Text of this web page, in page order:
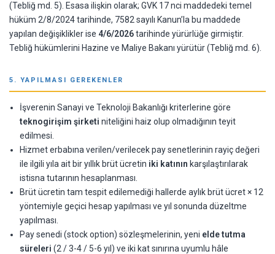
(Tebliğ md. 5). Esasa ilişkin olarak; GVK 17 nci maddedeki temel
hüküm 2/8/2024 tarihinde, 7582 sayılı Kanun’la bu maddede
yapılan değişiklikler ise 4/6/2026tarihinde yürürlüğe girmiştir.
Tebliğ hükümlerini Hazine ve Maliye Bakanı yürütür (Tebliğ md. 6).
5. YAPILMASI GEREKENLER
İşverenin Sanayi ve Teknoloji Bakanlığı kriterlerine göre
teknogirişim şirketi niteliğini haiz olup olmadığının teyit
edilmesi.
Hizmet erbabına verilen/verilecek pay senetlerinin rayiç değeri
ile ilgili yıla ait bir yıllık brüt ücretin iki katının karşılaştırılarak
istisna tutarının hesaplanması.
Brüt ücretin tam tespit edilemediği hallerde aylık brüt ücret × 12
yöntemiyle geçici hesap yapılması ve yıl sonunda düzeltme
yapılması.
Pay senedi (stock option) sözleşmelerinin, yeni elde tutma
süreleri (2 / 3-4 / 5-6 yıl) ve iki kat sınırına uyumlu hâle